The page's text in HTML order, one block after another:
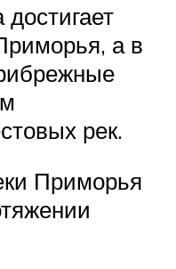
а в
рек.
Приморья